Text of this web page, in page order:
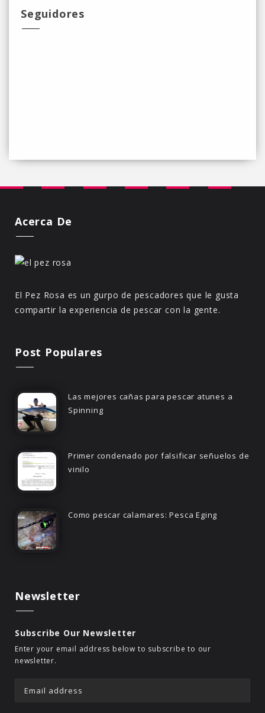
Seguidores
Acerca De
El Pez Rosa es un gurpo de pescadores que le gusta
compartir la experiencia de pescar con la gente.
Post Populares
Las mejores cañas para pescar atunes a
Spinning
Primer condenado por falsificar señuelos de
vinilo
Como pescar calamares: Pesca Eging
Newsletter
Subscribe Our Newsletter
Enter your email address below to subscribe to our
newsletter.